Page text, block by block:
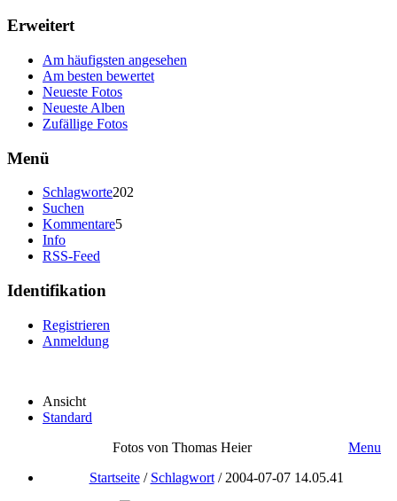
Erweitert
Am häufigsten angesehen
Am besten bewertet
Neueste Fotos
Neueste Alben
Zufällige Fotos
Menü
Schlagworte202
Suchen
Kommentare5
Info
RSS-Feed
Identifikation
Registrieren
Anmeldung
Ansicht
Standard
Fotos von Thomas Heier
Menu
Startseite/ Schlagwort / 2004-07-07 14.05.41